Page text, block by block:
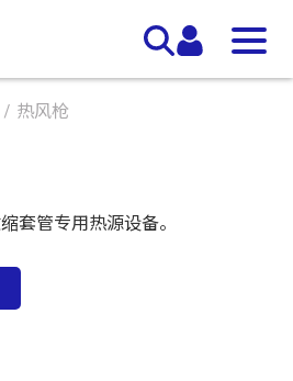
热风枪
套管专用热源设备。